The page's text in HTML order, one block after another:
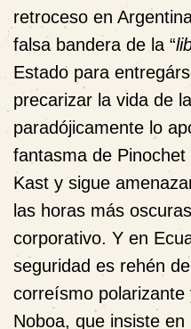
retroceso en
falsa bandera de la “
Estado para
precarizar la vida de
paradójicamente lo
fantasma de
Kast y sigue
las horas más
corporativo. Y en
seguridad es rehén
correísmo
Noboa, que insiste